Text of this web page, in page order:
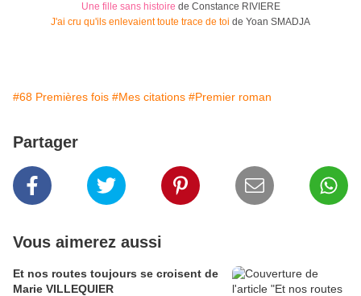
Une fille sans histoire de Constance RIVIERE
J'ai cru qu'ils enlevaient toute trace de toi de Yoan SMADJA
#68 Premières fois #Mes citations #Premier roman
Partager
Vous aimerez aussi
Et nos routes toujours se croisent de
Marie VILLEQUIER